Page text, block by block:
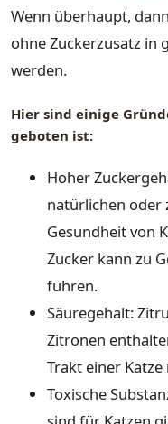
Wenn überhaupt,
ohne Zuckerzusatz in
werden.
Hier sind einige
geboten ist:
Hoher
natürlichen oder
Gesundheit von
Zucker kann zu
führen.
Säuregehalt:
Zitronen
Trakt einer
Toxische